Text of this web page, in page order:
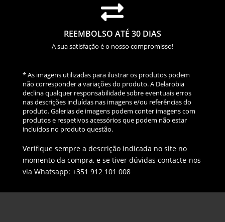

REEMBOLSO ATÉ 30 DIAS
A sua satisfação é o nosso compromisso!
* As imagens utilizadas para ilustrar os produtos podem
não corresponder a variações do produto. A Delarobia
declina qualquer responsabilidade sobre eventuais erros
nas descrições incluídas nas imagens e/ou referências do
produto. Galerias de imagens podem conter imagens com
produtos e respetivos acessórios que podem não estar
incluídos no produto questão.
Verifique sempre a descrição indicada no site no
momento da compra, e se tiver dúvidas contacte-nos
via Whatsapp: +351 912 101 008